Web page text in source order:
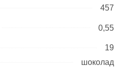
457
0,55
19
шоколад